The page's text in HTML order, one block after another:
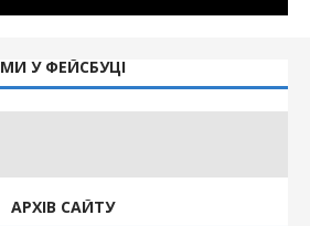
МИ У ФЕЙСБУЦІ
АРХІВ САЙТУ